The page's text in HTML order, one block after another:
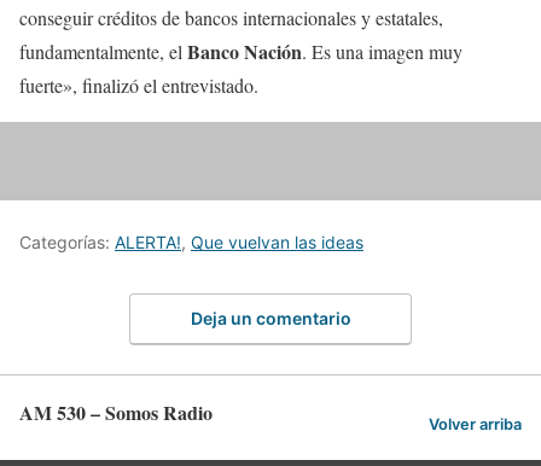
conseguir créditos de bancos internacionales y estatales,
fundamentalmente, elBanco Nación. Es una imagen muy
fuerte», finalizó el entrevistado.
Categorías: ALERTA!, Que vuelvan las ideas
Deja un comentario
AM 530 – Somos Radio Volver arriba